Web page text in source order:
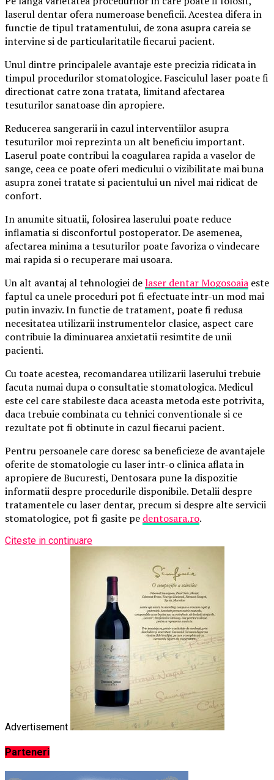
laserul dentar ofera numeroase beneficii. Acestea difera in
functie de tipul tratamentului, de zona asupra careia se
intervine si de particularitatile fiecarui pacient.
Unul dintre principalele avantaje este precizia ridicata in
timpul procedurilor stomatologice. Fasciculul laser poate fi
directionat catre zona tratata, limitand afectarea
tesuturilor sanatoase din apropiere.
Reducerea sangerarii in cazul interventiilor asupra
tesuturilor moi reprezinta un alt beneficiu important.
Laserul poate contribui la coagularea rapida a vaselor de
sange, ceea ce poate oferi medicului o vizibilitate mai buna
asupra zonei tratate si pacientului un nivel mai ridicat de
confort.
In anumite situatii, folosirea laserului poate reduce
inflamatia si disconfortul postoperator. De asemenea,
afectarea minima a tesuturilor poate favoriza o vindecare
mai rapida si o recuperare mai usoara.
Un alt avantaj al tehnologiei delaser dentar Mogosoaia este
faptul ca unele proceduri pot fi efectuate intr-un mod mai
putin invaziv. In functie de tratament, poate fi redusa
necesitatea utilizarii instrumentelor clasice, aspect care
contribuie la diminuarea anxietatii resimtite de unii
pacienti.
Cu toate acestea, recomandarea utilizarii laserului trebuie
facuta numai dupa o consultatie stomatologica. Medicul
este cel care stabileste daca aceasta metoda este potrivita,
daca trebuie combinata cu tehnici conventionale si ce
rezultate pot fi obtinute in cazul fiecarui pacient.
Pentru persoanele care doresc sa beneficieze de avantajele
oferite de stomatologie cu laser intr-o clinica aflata in
apropiere de Bucuresti, Dentosara pune la dispozitie
informatii despre procedurile disponibile. Detalii despre
tratamentele cu laser dentar, precum si despre alte servicii
stomatologice, pot fi gasite pe dentosara.ro.
Citeste in continuare
Advertisement
Parteneri